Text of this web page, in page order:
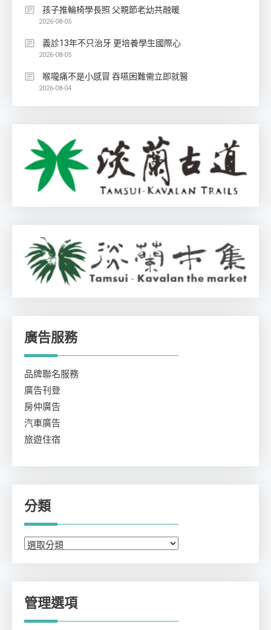
孩子推輪椅學長照 父親節老幼共融暖
2026-08-05
義診13年不只治牙 更培養學生國際心
2026-08-05
喉嚨痛不是小感冒 吞嚥困難需立即就醫
2026-08-04
廣告服務
品牌聯名服務
廣告刊登
房仲廣告
汽車廣告
旅遊住宿
分類
分
管理選項